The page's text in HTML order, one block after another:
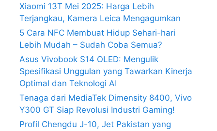
Xiaomi 13T Mei 2025: Harga Lebih
Terjangkau, Kamera Leica Mengagumkan
5 Cara NFC Membuat Hidup Sehari-hari
Lebih Mudah – Sudah Coba Semua?
Asus Vivobook S14 OLED: Mengulik
Spesifikasi Unggulan yang Tawarkan Kinerja
Optimal dan Teknologi AI
Tenaga dari MediaTek Dimensity 8400, Vivo
Y300 GT Siap Revolusi Industri Gaming!
Profil Chengdu J-10, Jet Pakistan yang